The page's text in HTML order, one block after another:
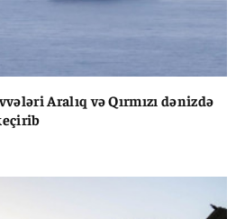
Aralıq və Qırmızı dənizdə